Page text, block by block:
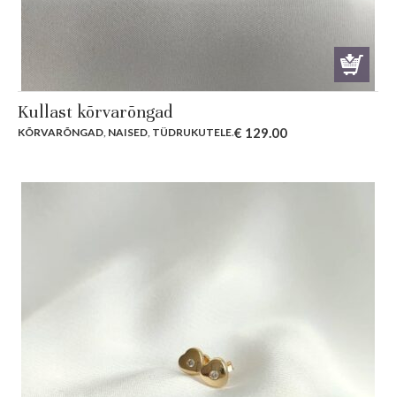
Kullast kõrvarõngad
KÕRVARÕNGAD NAISED TÜDRUKUTELE.€ 129.00